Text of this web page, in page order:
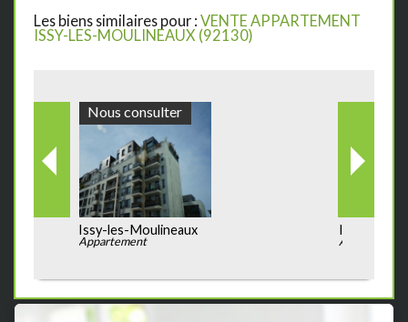
Les biens similaires pour : VENTE APPARTEMENT
ISSY-LES-MOULINEAUX (92130)
283 000 €
Issy-les-Moulineaux
Appartement